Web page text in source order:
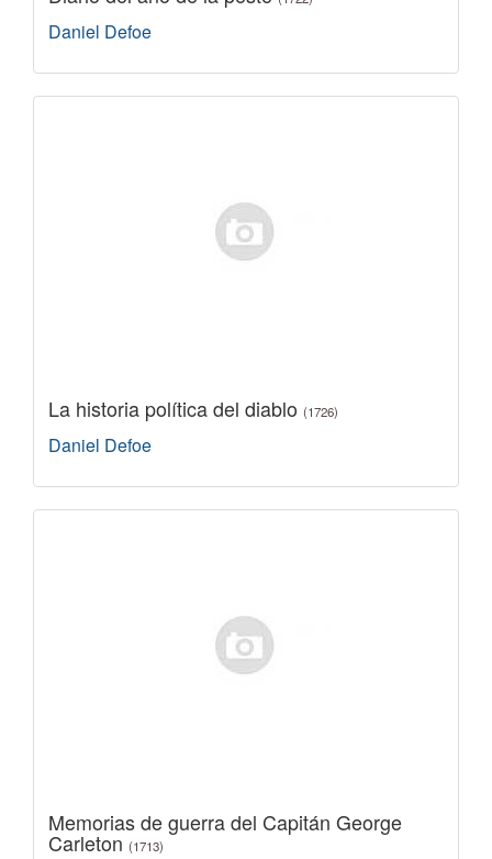
Daniel Defoe
La historia política del diablo (1726)
Daniel Defoe
Memorias de guerra del Capitán George
Carleton (1713)